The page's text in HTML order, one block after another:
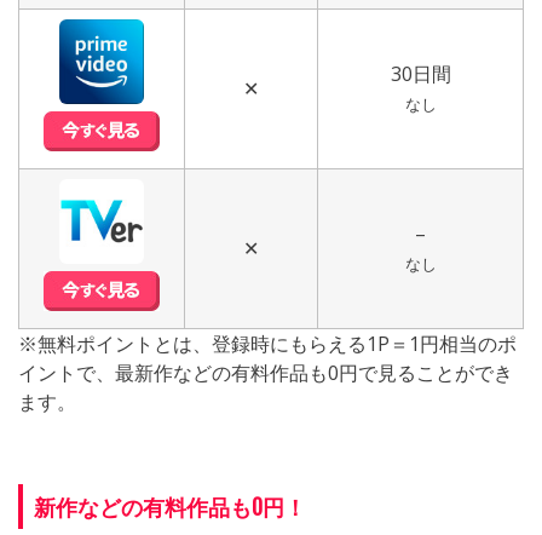
✕
30日間
なし
✕
–
なし
※無料ポイントとは、登録時にもらえる1P＝1円相当のポ
イントで、最新作などの有料作品も0円で見ることができ
ます。
新作などの有料作品も0円！